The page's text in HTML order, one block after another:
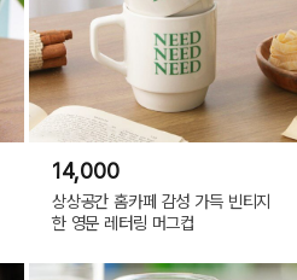
14,000
상상공간 홈카페 감성 가득 빈티지
한 영문 레터링 머그컵